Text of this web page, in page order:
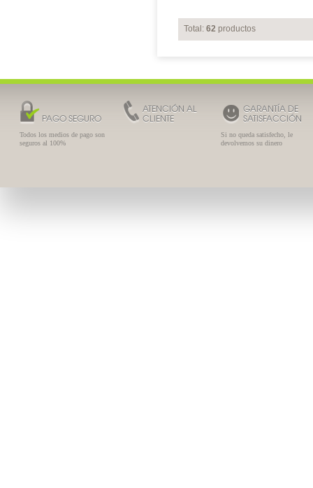
Total: 62 productos
PAGO SEGURO
Todos los medios de pago son
seguros al 100%
ATENCIÓN AL
CLIENTE
GARANTÍA DE
SATISFACCIÓN
Si no queda satisfecho, le
devolvemos su dinero